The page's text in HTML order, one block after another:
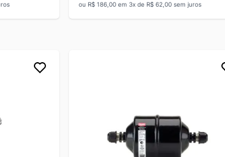
ou R$ 186,00 em 3x de R$ 62,00 sem juros